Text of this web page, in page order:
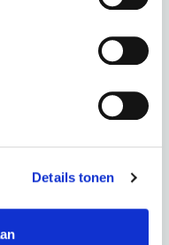
Details tonen
60 Maanden
€ 92,11 p.m.